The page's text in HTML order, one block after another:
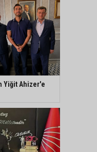
Yiğit Ahizer'e